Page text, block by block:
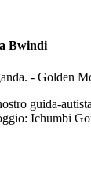
Bwindi
guida-
Ichumbi